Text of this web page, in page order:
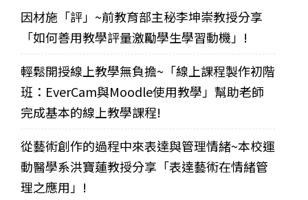
因材施「評」~前教育部主秘李坤崇教授分享
「如何善用教學評量激勵學生學習動機」!
輕鬆開授線上教學無負擔~「線上課程製作初階
班：EverCam與Moodle使用教學」幫助老師
完成基本的線上教學課程!
從藝術創作的過程中來表達與管理情緒~本校運
動醫學系洪寶蓮教授分享「表達藝術在情緒管
理之應用」!